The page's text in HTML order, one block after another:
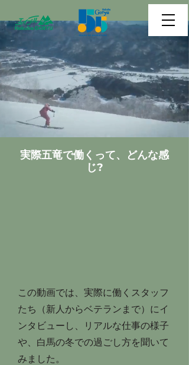
実際五竜で働くって、どんな感
じ?
この動画では、実際に働くスタッフ
たち（新人からベテランまで）にイ
ンタビューし、リアルな仕事の様子
や、白馬の冬での過ごし方を聞いて
みました。